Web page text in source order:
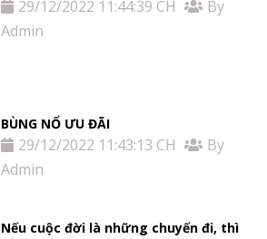
29/12/2022 11:44:39 CH
By
Admin
BÙNG NỔ ƯU ĐÃI
29/12/2022 11:43:13 CH
By
Admin
Nếu cuộc đời là những chuyến đi, thì